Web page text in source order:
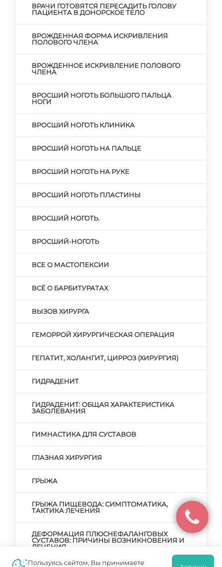
ВРАЧИ ГОТОВЯТСЯ ПЕРЕСАДИТЬ ГОЛОВУ
ПАЦИЕНТА В ДОНОРСКОЕ ТЕЛО
ВРОЖДЕННАЯ ФОРМА ИСКРИВЛЕНИЯ
ПОЛОВОГО ЧЛЕНА
ВРОЖДЕННОЕ ИСКРИВЛЕНИЕ ПОЛОВОГО
ЧЛЕНА
ВРОСШИЙ НОГОТЬ БОЛЬШОГО ПАЛЬЦА
НОГИ
ВРОСШИЙ НОГОТЬ КЛИНИКА
ВРОСШИЙ НОГОТЬ НА ПАЛЬЦЕ
ВРОСШИЙ НОГОТЬ НА РУКЕ
ВРОСШИЙ НОГОТЬ ПЛАСТИНЫ
ВРОСШИЙ НОГОТЬ.
ВРОСШИЙ-НОГОТЬ
ВСЕ О МАСТОПЕКСИИ
ВСЁ О БАРБИТУРАТАХ
ВЫЗОВ ХИРУРГА
ГЕМОРРОЙ ХИРУРГИЧЕСКАЯ ОПЕРАЦИЯ
ГЕПАТИТ, ХОЛАНГИТ, ЦИРРОЗ (ХИРУРГИЯ)
ГИДРАДЕНИТ
ГИДРАДЕНИТ: ОБЩАЯ ХАРАКТЕРИСТИКА
ЗАБОЛЕВАНИЯ
ГИМНАСТИКА ДЛЯ СУСТАВОВ
ГЛАЗНАЯ ХИРУРГИЯ
ГРЫЖА
ГРЫЖА ПИЩЕВОДА: СИМПТОМАТИКА,
ТАКТИКА ЛЕЧЕНИЯ
ДЕФОРМАЦИЯ ПЛЮСНЕФАЛАНГОВЫХ
СУСТАВОВ: ПРИЧИНЫ ВОЗНИКНОВЕНИЯ И
ЛЕЧЕНИЯ
Пользуясь сайтом, Вы принимаете